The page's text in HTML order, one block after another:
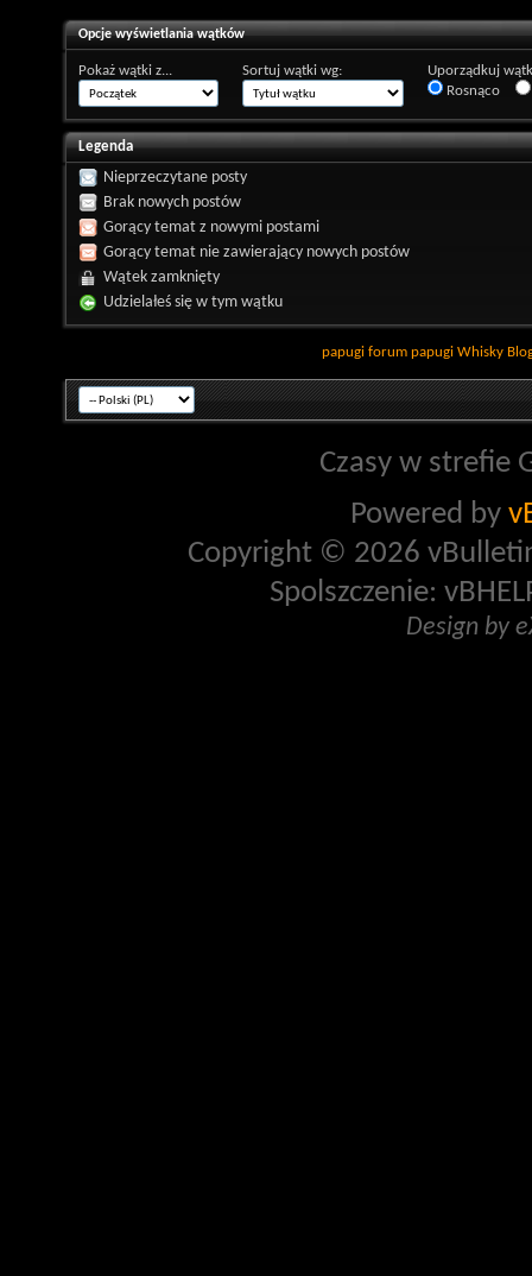
Opcje wyświetlania wątków
Pokaż wątki z... Sortuj wątki wg:
Uporządkuj
Rosnąco
Legenda
Nieprzeczytane posty
Brak nowych postów
Gorący temat z nowymi postami
Gorący temat nie zawierający nowych postów
Wątek zamknięty
Udzielałeś się w tym wątku
papugi forum papugi Whisky
Czasy w strefie
Powered by
Copyright © 2026
Spolszczenie:
Design by